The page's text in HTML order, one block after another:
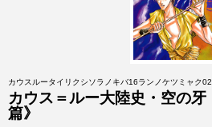
カウスルータイリクシソラノキバ16ランノケツミャク
カウス＝ルー大陸史・空の
篇》